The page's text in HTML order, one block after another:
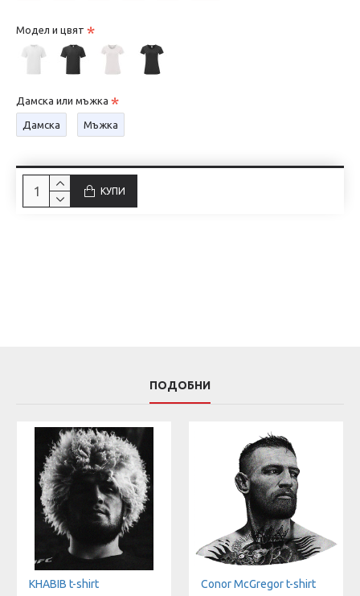
Модел и цвят
Дамска или мъжка
Дамска Мъжка
КУПИ
ПОДОБНИ
KHABIB t-shirt Conor McGregor t-shirt